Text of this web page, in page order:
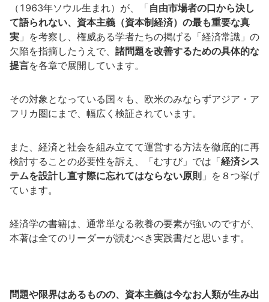
（1963年ソウル生まれ）が、「自由市場者の口から決し
て語られない、資本主義（資本制経済）の最も重要な真
実 」を考察し、権威ある学者たちの掲げる「経済常識」の
欠陥を指摘したうえで、 諸問題を改善するための具体的な
提言を各章で展開しています。
その対象となっている国々も、欧米のみならずアジア・ア
フリカ圏にまで、幅広く検証されています。
また、経済と社会を組み立てて運営する方法を徹底的に再
検討することの必要性を訴え、「むすび」では「経済シス
テムを設計し直す際に忘れてはならない原則 」を８つ挙げ
ています。
経済学の書籍は、通常単なる教養の要素が強いのですが、
本著は全てのリーダーが読むべき実践書だと思います。
問題や限界はあるものの、資本主義は今なお人類が生み出